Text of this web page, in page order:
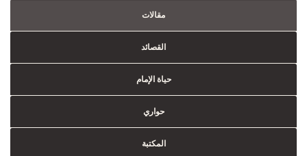
مقالات
القصائد
حياة الإمام
حواري
المكتبة